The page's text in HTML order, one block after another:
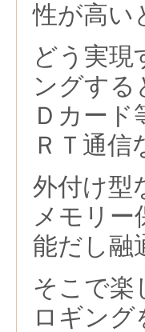
性が高い
どう実
ングする
Ｄカー
ＲＴ通
外付け型
メモリー
能だし融
そこで楽
ロギン